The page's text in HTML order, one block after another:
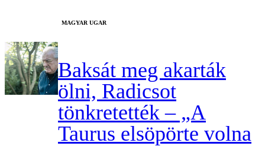
MAGYAR UGAR
Baksát meg akarták
ölni, Radicsot
tönkretették – „A
Taurus elsöpörte volna